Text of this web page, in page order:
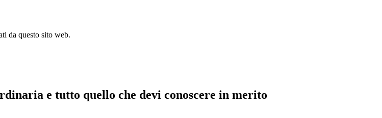
da questo sito web.
e tutto quello che devi conoscere in merito